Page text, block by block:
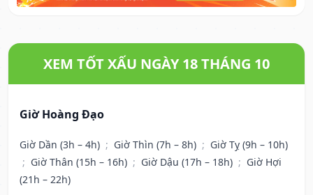
XEM TỐT XẤU NGÀY 18 THÁNG 10
Giờ Hoàng Đạo
Giờ Dần (3h – 4h) ; Giờ Thìn (7h – 8h) ; Giờ Tỵ (9h – 10h)
; Giờ Thân (15h – 16h) ; Giờ Dậu (17h – 18h) ; Giờ Hợi
(21h – 22h)